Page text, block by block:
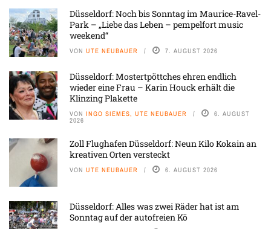
Düsseldorf: Noch bis Sonntag im Maurice-Ravel-
Park – „Liebe das Leben – pempelfort music
weekend“
VON UTE NEUBAUER 7. AUGUST 2026
Düsseldorf: Mostertpöttches ehren endlich
wieder eine Frau – Karin Houck erhält die
Klinzing Plakette
VON INGO SIEMES, UTE NEUBAUER 6. AUGUST
2026
Zoll Flughafen Düsseldorf: Neun Kilo Kokain an
kreativen Orten versteckt
VON UTE NEUBAUER 6. AUGUST 2026
Düsseldorf: Alles was zwei Räder hat ist am
Sonntag auf der autofreien Kö